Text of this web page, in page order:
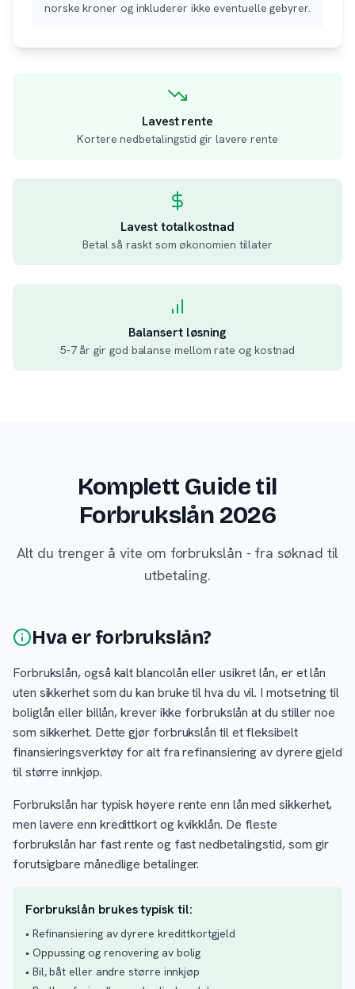
norske kroner og inkluderer ikke eventuelle gebyrer.
Lavest rente
Kortere nedbetalingstid gir lavere rente
Lavest totalkostnad
Betal så raskt som økonomien tillater
Balansert løsning
5-7 år gir god balanse mellom rate og kostnad
Komplett Guide til
Forbrukslån 2026
Alt du trenger å vite om forbrukslån - fra søknad til
utbetaling.
Hva er forbrukslån?
Forbrukslån, også kalt blancolån eller usikret lån, er et lån
uten sikkerhet som du kan bruke til hva du vil. I motsetning til
boliglån eller billån, krever ikke forbrukslån at du stiller noe
som sikkerhet. Dette gjør forbrukslån til et fleksibelt
finansieringsverktøy for alt fra refinansiering av dyrere gjeld
til større innkjøp.
Forbrukslån har typisk høyere rente enn lån med sikkerhet,
men lavere enn kredittkort og kvikklån. De fleste
forbrukslån har fast rente og fast nedbetalingstid, som gir
forutsigbare månedlige betalinger.
Forbrukslån brukes typisk til:
• Refinansiering av dyrere kredittkortgjeld
• Oppussing og renovering av bolig
• Bil, båt eller andre større innkjøp